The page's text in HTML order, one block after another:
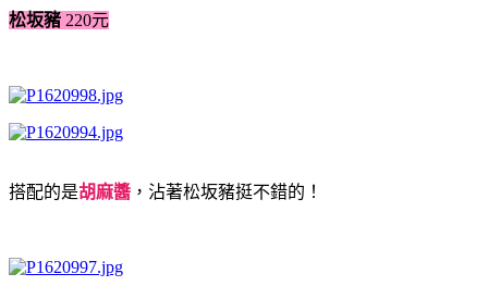
松坂豬 220元
搭配的是胡麻醬 ，沾著松坂豬挺不錯的！